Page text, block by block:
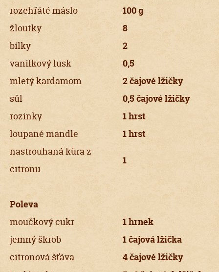
rozehřáté máslo
100 g
žloutky
8
bílky
2
vanilkový lusk
0,5
mletý kardamom
2 čajové lžičky
sůl
0,5 čajové lžičky
rozinky
1 hrst
loupané mandle
1 hrst
nastrouhaná kůra z
citronu
1
Poleva
moučkový cukr
1 hrnek
jemný škrob
1 čajová lžička
citronová šťáva
4 čajové lžičky